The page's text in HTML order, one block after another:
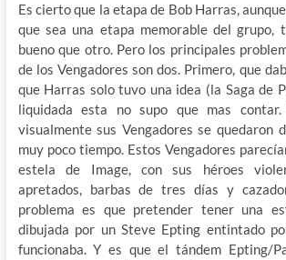
Es cierto que la etapa de Bob Harras,
que sea una etapa memorable del grupo,
bueno que otro. Pero los principales
de los Vengadores son dos. Primero, que
que Harras solo tuvo una idea (la Saga de
liquidada esta no supo que mas contar.
visualmente sus Vengadores se quedaron
muy poco tiempo. Estos Vengadores
estela de Image, con sus héroes
apretados, barbas de tres días y
problema es que pretender tener una
dibujada por un Steve Epting entintado
funcionaba. Y es que el tándem Epting/